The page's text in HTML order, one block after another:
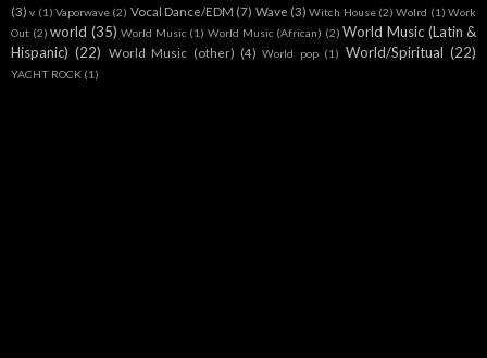
(3) v (1) Vaporwave (2) Vocal Dance/EDM (7) Wave (3) Witch House (2) Wolrd (1) Work
Out (2) world (35) World Music (1) World Music (African) (2) World Music (Latin &
Hispanic) (22) World Music (other) (4) World pop (1) World/Spiritual (22)
YACHT ROCK (1)